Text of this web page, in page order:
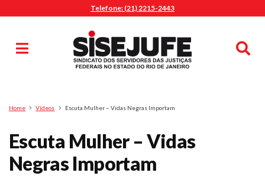
Telefone: (21) 2215-2443
Pesquisa
Home Vídeos Escuta Mulher – Vidas Negras Importam
Escuta Mulher – Vidas
Negras Importam
MENU
Sindicalize-se
Diretoria
O Sindicato
Agenda